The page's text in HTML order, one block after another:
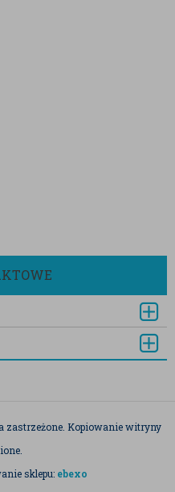
zastrzeżone. Kopiowanie witryny
sklepu: ebexo